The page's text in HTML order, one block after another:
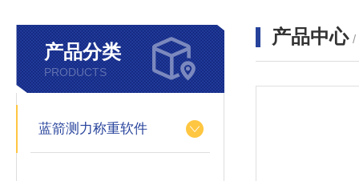
产品分类
PRODUCTS
蓝箭测力称重软件
产品中心 /